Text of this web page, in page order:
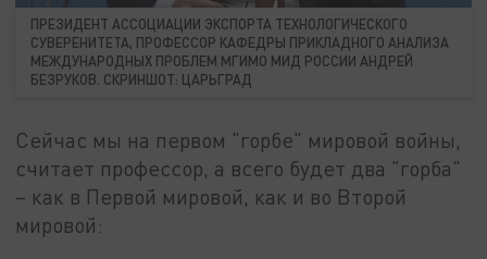
ПРЕЗИДЕНТ АССОЦИАЦИИ ЭКСПОРТА ТЕХНОЛОГИЧЕСКОГО
СУВЕРЕНИТЕТА, ПРОФЕССОР КАФЕДРЫ ПРИКЛАДНОГО АНАЛИЗА
МЕЖДУНАРОДНЫХ ПРОБЛЕМ МГИМО МИД РОССИИ АНДРЕЙ
БЕЗРУКОВ. СКРИНШОТ: ЦАРЬГРАД
Сейчас мы на первом "горбе" мировой войны,
считает профессор, а всего будет два "горба"
– как в Первой мировой, как и во Второй
мировой: